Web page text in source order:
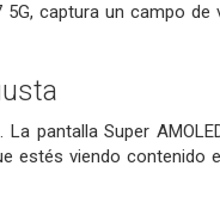
captura un campo
pantalla Super
estés viendo contenido